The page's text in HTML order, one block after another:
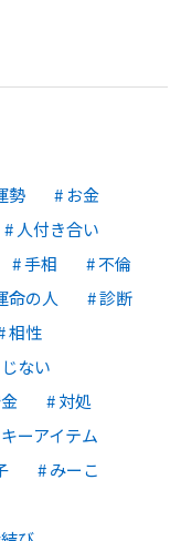
勢
お金
人付き合い
手相
不倫
命の人
診断
相性
ない
対処
ーアイテム
みーこ